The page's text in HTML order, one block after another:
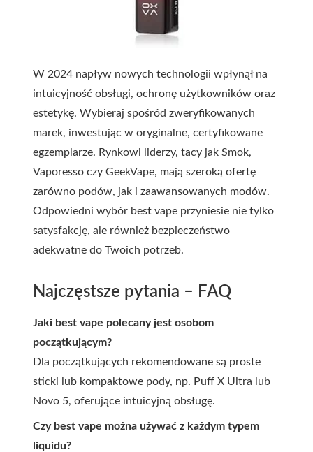
W 2024 napływ nowych technologii wpłynął na
intuicyjność obsługi, ochronę użytkowników oraz
estetykę. Wybieraj spośród zweryfikowanych
marek, inwestując w oryginalne, certyfikowane
egzemplarze. Rynkowi liderzy, tacy jak Smok,
Vaporesso czy GeekVape, mają szeroką ofertę
zarówno podów, jak i zaawansowanych modów.
Odpowiedni wybór best vape przyniesie nie tylko
satysfakcję, ale również bezpieczeństwo
adekwatne do Twoich potrzeb.
Najczęstsze pytania – FAQ
Jaki best vape polecany jest osobom
początkującym?
Dla początkujących rekomendowane są proste
sticki lub kompaktowe pody, np. Puff X Ultra lub
Novo 5, oferujące intuicyjną obsługę.
Czy best vape można używać z każdym typem
liquidu?